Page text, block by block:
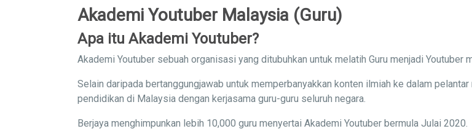
Akademi Youtuber Malaysia (Guru)
Apa itu Akademi Youtuber?
Akademi Youtuber sebuah organisasi yang ditubuhkan untuk melatih Guru menjadi
Selain daripada bertanggungjawab untuk memperbanyakkan konten ilmiah ke dalam
pendidikan di Malaysia dengan kerjasama guru-guru seluruh negara.
Berjaya menghimpunkan lebih 10,000 guru menyertai Akademi Youtuber bermula Julai 2020.